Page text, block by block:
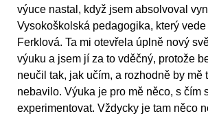
výuce nastal, když jsem absolvoval
Vysokoškolská pedagogika, který
Ferklová. Ta mi otevřela úplně nový
výuku a jsem jí za to vděčný, protože
neučil tak, jak učím, a rozhodně by mě
nebavilo. Výuka je pro mě něco, s čím
experimentovat. Vždycky je tam něco